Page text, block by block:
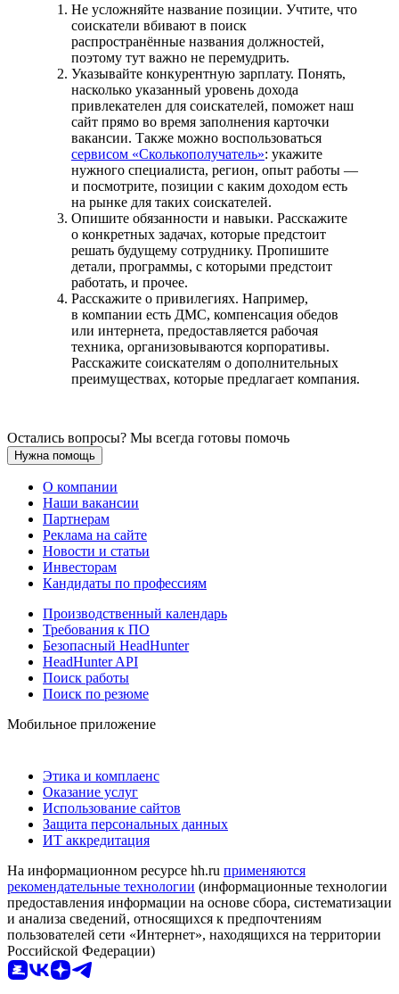
Не усложняйте название позиции. Учтите, что
соискатели вбивают в поиск
распространённые названия должностей,
поэтому тут важно не перемудрить.
Указывайте конкурентную зарплату. Понять,
насколько указанный уровень дохода
привлекателен для соискателей, поможет наш
сайт прямо во время заполнения карточки
вакансии. Также можно воспользоваться
сервисом «Сколькополучатель»: укажите
нужного специалиста, регион, опыт работы —
и посмотрите, позиции с каким доходом есть
на рынке для таких соискателей.
Опишите обязанности и навыки. Расскажите
о конкретных задачах, которые предстоит
решать будущему сотруднику. Пропишите
детали, программы, с которыми предстоит
работать, и прочее.
Расскажите о привилегиях. Например,
в компании есть ДМС, компенсация обедов
или интернета, предоставляется рабочая
техника, организовываются корпоративы.
Расскажите соискателям о дополнительных
преимуществах, которые предлагает компания.
Остались вопросы? Мы всегда готовы помочь
Нужна помощь
О компании
Наши вакансии
Партнерам
Реклама на сайте
Новости и статьи
Инвесторам
Кандидаты по профессиям
Производственный календарь
Требования к ПО
Безопасный HeadHunter
HeadHunter API
Поиск работы
Поиск по резюме
Мобильное приложение
Этика и комплаенс
Оказание услуг
Использование сайтов
Защита персональных данных
ИТ аккредитация
На информационном ресурсе hh.ru применяются
рекомендательные технологии (информационные технологии
предоставления информации на основе сбора, систематизации
и анализа сведений, относящихся к предпочтениям
пользователей сети «Интернет», находящихся на территории
Российской Федерации)